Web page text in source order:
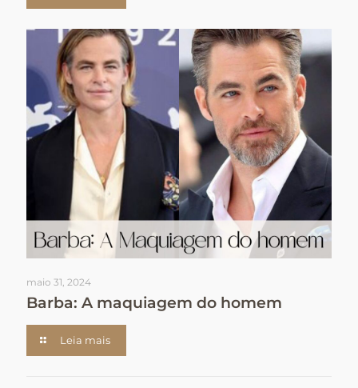
maio 31, 2024
Barba: A maquiagem do homem
Leia mais